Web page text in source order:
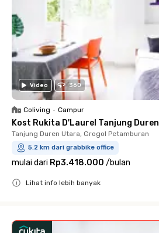
Video 360
Coliving • Campur
Kost Rukita D'Laurel Tanjung Duren
Tanjung Duren Utara, Grogol Petamburan
5.2 km dari grabbike office
mulai dari Rp3.418.000 /bulan
Lihat info lebih banyak